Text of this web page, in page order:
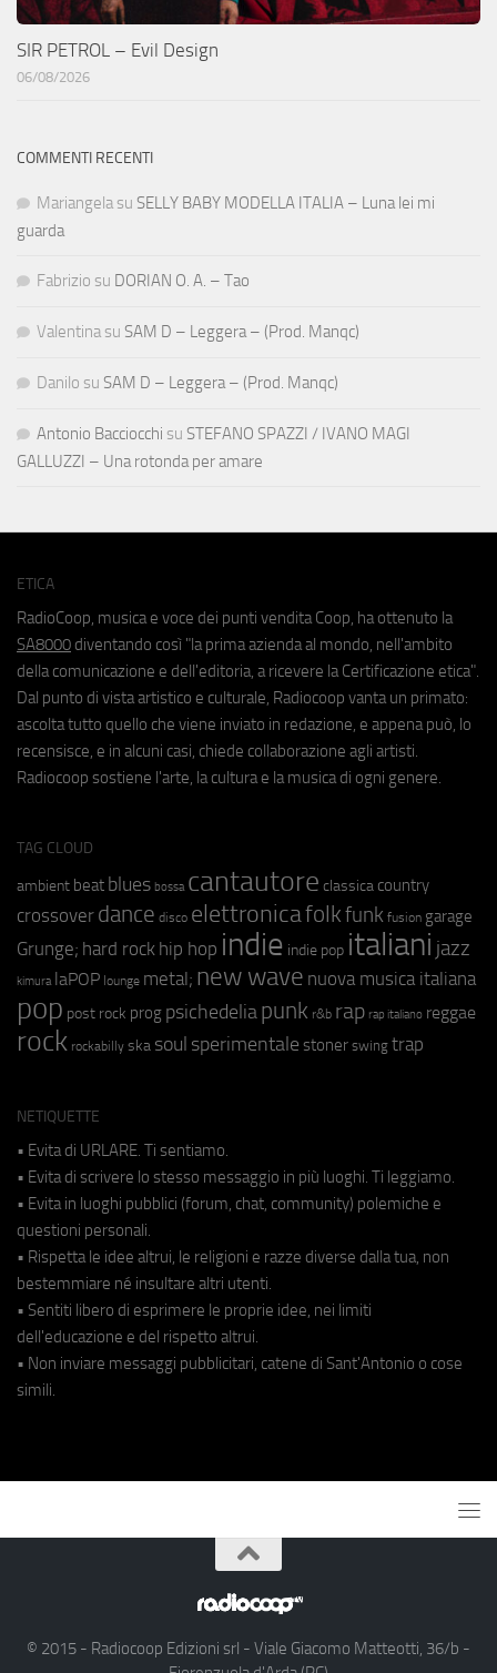
SIR PETROL – Evil Design
06/08/2026
COMMENTI RECENTI
Mariangela su SELLY BABY MODELLA ITALIA – Luna lei mi
guarda
Fabrizio su DORIAN O. A. – Tao
Valentina su SAM D – Leggera – (Prod. Manqc)
Danilo su SAM D – Leggera – (Prod. Manqc)
Antonio Bacciocchi su STEFANO SPAZZI / IVANO MAGI
GALLUZZI – Una rotonda per amare
ETICA
RadioCoop, musica e voce dei punti vendita Coop, ha ottenuto la
SA8000 diventando così "la prima azienda al mondo, nell'ambito
della comunicazione e dell'editoria, a ricevere la Certificazione etica".
Dal punto di vista artistico e culturale, Radiocoop vanta un primato:
ascolta tutto quello che viene inviato in redazione, e appena può, lo
recensisce, e in alcuni casi, chiede collaborazione agli artisti.
Radiocoop sostiene l'arte, la cultura e la musica di ogni genere.
TAG CLOUD
ambient beat blues bossa cantautore classica country
crossover dance disco elettronicafolkfunk fusion garage
Grunge; hard rock hip hop indie indie pop italiani jazz
kimura laPOP lounge metal; new wave nuova musica italiana
pop post rock prog psichedeliapunk r&b rap rap italiano reggae
rock rockabilly ska soul sperimentale stoner swing trap
NETIQUETTE
• Evita di URLARE. Ti sentiamo.
• Evita di scrivere lo stesso messaggio in più luoghi. Ti leggiamo.
• Evita in luoghi pubblici (forum, chat, community) polemiche e
questioni personali.
• Rispetta le idee altrui, le religioni e razze diverse dalla tua, non
bestemmiare né insultare altri utenti.
• Sentiti libero di esprimere le proprie idee, nei limiti
dell'educazione e del rispetto altrui.
• Non inviare messaggi pubblicitari, catene di Sant'Antonio o cose
simili.
© 2015 - Radiocoop Edizioni srl - Viale Giacomo Matteotti, 36/b -